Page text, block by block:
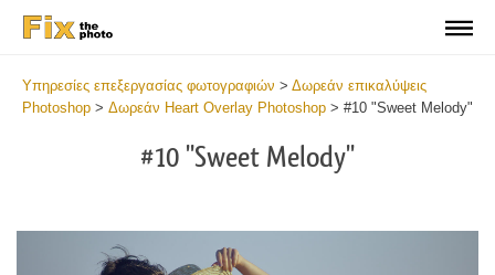
Υπηρεσίες επεξεργασίας φωτογραφιών > Δωρεάν επικαλύψεις
Photoshop > Δωρεάν Heart Overlay Photoshop > #10 "Sweet Melody"
#10 "Sweet Melody"